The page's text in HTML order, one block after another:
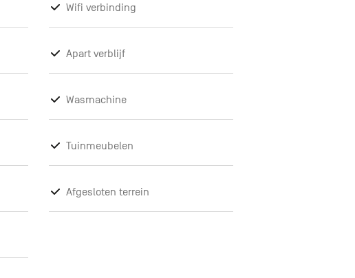
Wifi verbinding
Apart verblijf
Wasmachine
Tuinmeubelen
Afgesloten terrein